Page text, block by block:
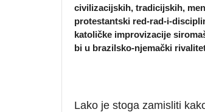
civilizacijskih, tradicijskih,
protestantski red-rad-i-
katoličke improvizacije
bi u brazilsko-njemački
Lako je stoga zamisliti